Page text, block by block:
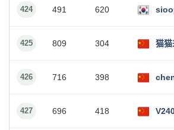
424 491 620
425 809 304 猫猫
426 716 398
427 696 418